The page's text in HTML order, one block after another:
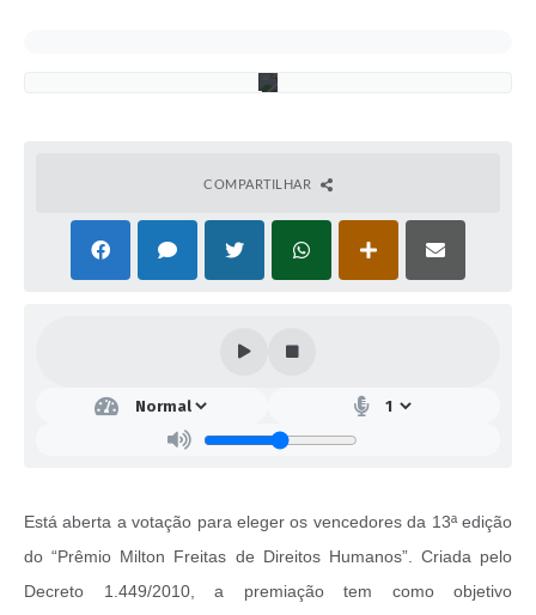
COMPARTILHAR
Está aberta a votação para eleger os vencedores da 13ª edição
do “Prêmio Milton Freitas de Direitos Humanos”. Criada pelo
Decreto 1.449/2010, a premiação tem como objetivo